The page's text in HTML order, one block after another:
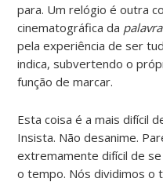
para. Um relógio é outra
cinematográfica da
pela experiência de ser
indica, subvertendo o
função de marcar.
Esta coisa é a mais difícil
Insista. Não desanime.
extremamente difícil de
o tempo. Nós dividimos o